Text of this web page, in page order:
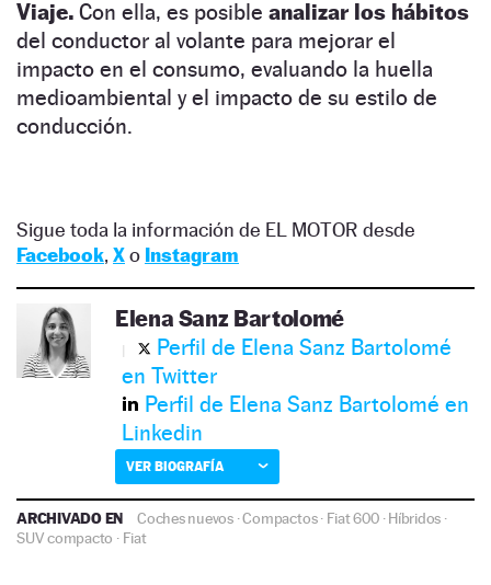
Viaje. Con ella, es posible analizar los hábitos
del conductor al volante para mejorar el
impacto en el consumo, evaluando la huella
medioambiental y el impacto de su estilo de
conducción.
Sigue toda la información de EL MOTOR desde
Facebook, Xo Instagram
Elena Sanz Bartolomé
Perfil de Elena Sanz Bartolomé
en Twitter
Perfil de Elena Sanz Bartolomé en
Linkedin
VER BIOGRAFÍA
ARCHIVADO EN Coches nuevos ·Compactos· Fiat 600·Híbridos ·
SUV compacto · Fiat